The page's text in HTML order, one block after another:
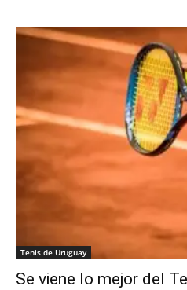
Tenis de Uruguay
Se viene lo mejor del